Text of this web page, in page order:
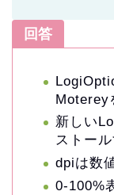
回答
Moterey
新しい
ストー
dpiは数
0-100%